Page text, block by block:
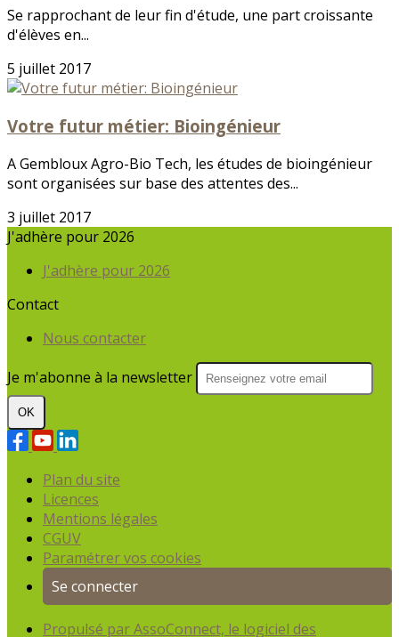
Se rapprochant de leur fin d'étude, une part croissante
d'élèves en...
5 juillet 2017
Votre futur métier: Bioingénieur
A Gembloux Agro-Bio Tech, les études de bioingénieur
sont organisées sur base des attentes des...
3 juillet 2017
J'adhère pour 2026
J'adhère pour 2026
Contact
Nous contacter
Je m'abonne à la newsletter
OK
Plan du site
Licences
Mentions légales
CGUV
Paramétrer vos cookies
Se connecter
Propulsé par AssoConnect, le logiciel des